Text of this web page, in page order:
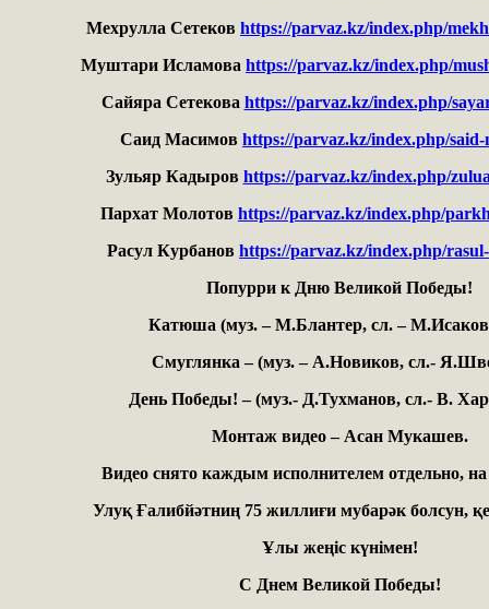
Мехрулла Сетеков https://parvaz.kz/index.php/
Муштари Исламова https://parvaz.kz/index.php/
Сайяра Сетекова https://parvaz.kz/index.php/
Саид Масимов https://parvaz.kz/index.php/said-
Зульяр Кадыров https://parvaz.kz/index.php/
Пархат Молотов https://parvaz.kz/index.php/
Расул Курбанов https://parvaz.kz/index.php/
Попурри к Дню Великой Победы!
Катюша (муз. – М.Блантер, сл. –
Смуглянка – (муз. – А.Новиков, сл.-
День Победы! – (муз.- Д.Тухманов, сл.- В.
Монтаж видео – Асан Мукашев.
Видео снято каждым исполнителем отдельно,
Улуқ Ғалибйәтниң 75 жиллиғи мубарәк болсун,
Ұлы жеңіс күнімен!
С Днем Великой Победы!